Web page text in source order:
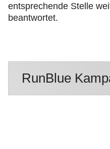
entsprechende Stelle
beantwortet.
RunBlue